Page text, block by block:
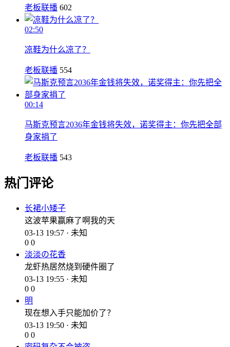
老板联播 602
02:50
凉鞋为什么凉了？
老板联播 554
00:14
马斯克预言2036年金钱将失效，诺奖得主：你先把全部
身家捐了
老板联播 543
热门评论
长裙小矮子
这波苹果赢麻了啊我的天
03-13 19:57 · 未知
0 0
淡淡の花香
龙虾热居然烧到硬件圈了
03-13 19:55 · 未知
0 0
明
现在想入手只能加价了？
03-13 19:50 · 未知
0 0